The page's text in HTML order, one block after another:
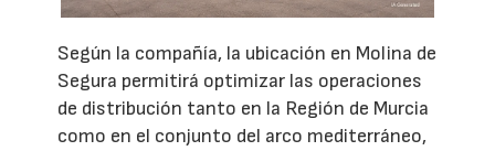
Según la compañía, la ubicación en Molina de
Segura permitirá optimizar las operaciones
de distribución tanto en la Región de Murcia
como en el conjunto del arco mediterráneo,